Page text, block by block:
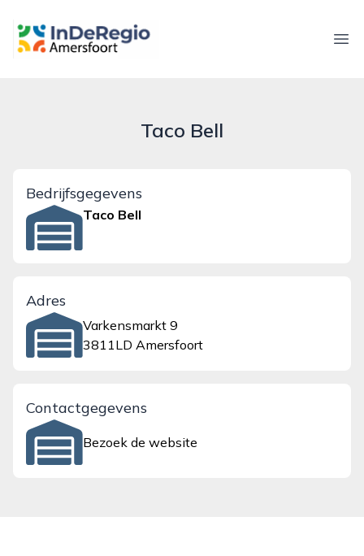
inderegioamersfoort.nl
Taco Bell
Bedrijfsgegevens
Taco Bell
Adres
Varkensmarkt 9
3811LD Amersfoort
Contactgegevens
Bezoek de website